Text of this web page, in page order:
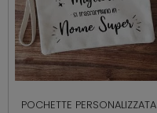
POCHETTE PERSONALIZZATA